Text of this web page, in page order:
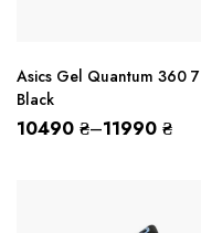
Asics Gel Quantum 360 7
Black
10490 ₴–11990 ₴